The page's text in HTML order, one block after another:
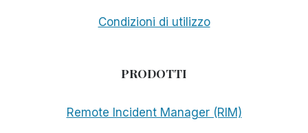
Condizioni di utilizzo
PRODOTTI
Remote Incident Manager (RIM)